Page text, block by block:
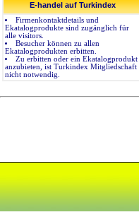
E-handel auf Turkindex
Firmenkontaktdetails und
Ekatalogprodukte sind zugänglich für
alle visitors.
Besucher können zu allen
Ekatalogprodukten erbitten.
Zu erbitten oder ein Ekatalogprodukt
anzubieten, ist Turkindex Mitgliedschaft
nicht notwendig.